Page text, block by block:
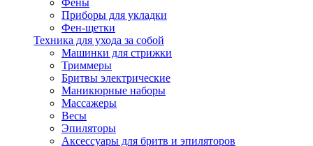
Фены
Приборы для укладки
Фен-щетки
Техника для ухода за собой
Машинки для стрижки
Триммеры
Бритвы электрические
Маникюрные наборы
Массажеры
Весы
Эпиляторы
Аксессуары для бритв и эпиляторов